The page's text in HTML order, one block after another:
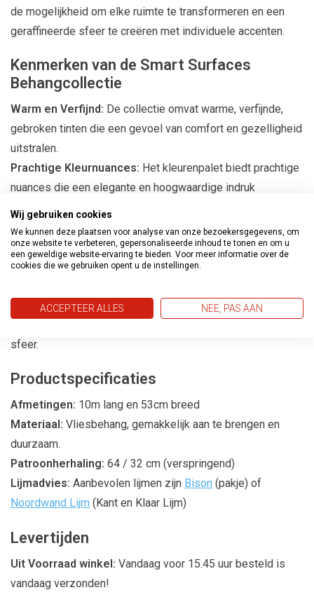
de mogelijkheid om elke ruimte te transformeren en een
geraffineerde sfeer te creëren met individuele accenten.
Kenmerken van de Smart Surfaces
Behangcollectie
Warm en Verfijnd: De collectie omvat warme, verfijnde,
gebroken tinten die een gevoel van comfort en gezelligheid
uitstralen.
Prachtige Kleurnuances: Het kleurenpalet biedt prachtige
nuances die een elegante en hoogwaardige indruk
achterlaten.
Natuurlijke Texturen:De unieke uitstraling wordt
gecreëerd door grassen, bladeren en structuren van vezels,
grassen en jute.
slaapkamer of kantoor is, dit behang geeft elke kamer een
sfeer.
Productspecificaties
Afmetingen: 10m lang en 53cm breed
Materiaal: Vliesbehang, gemakkelijk aan te brengen en
duurzaam.
Patroonherhaling: 64 / 32 cm (verspringend)
Lijmadvies: Aanbevolen lijmen zijn Bison (pakje) of
Noordwand Lijm (Kant en Klaar Lijm)
Levertijden
Uit Voorraad winkel: Vandaag voor 15.45 uur besteld is
vandaag verzonden!
Wij gebruiken cookies
We kunnen deze plaatsen voor analyse van onze bezoekersgegevens, om
onze website te verbeteren, gepersonaliseerde inhoud te tonen en om u
een geweldige website-ervaring te bieden. Voor meer informatie over de
cookies die we gebruiken opent u de instellingen.
ACCEPTEER ALLES NEE, PAS AAN